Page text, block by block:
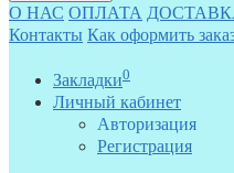
О НАС ОПЛАТА
Контакты Как оформить
Закладки0
Личный кабинет
Авторизация
Регистрация